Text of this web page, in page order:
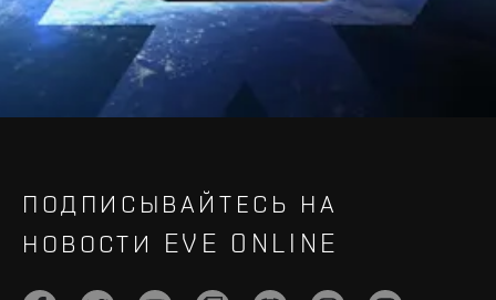
ПОДПИСЫВАЙТЕСЬ НА
НОВОСТИ EVE ONLINE